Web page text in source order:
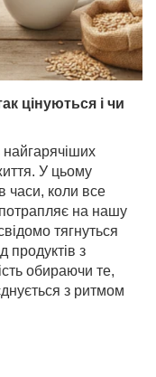
цінуються і чи
найгарячіших
У цьому
часи, коли все
на нашу
тягнуться
продуктів з
обираючи те,
з ритмом